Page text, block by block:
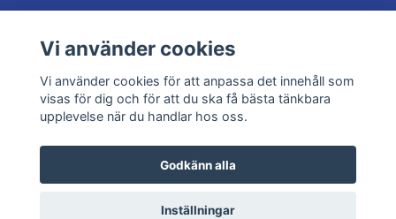
Sociala medier
© 2026 Jonröds EquishopPowered by Quickbutik
Vi använder cookies
Vi använder cookies för att anpassa det innehåll som
visas för dig och för att du ska få bästa tänkbara
upplevelse när du handlar hos oss.
Godkänn alla
Inställningar